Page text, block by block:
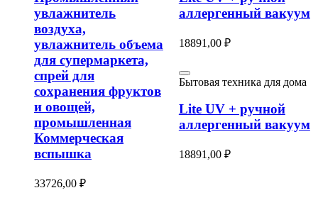
увлажнитель
воздуха,
увлажнитель объема
для супермаркета,
спрей для
сохранения фруктов
и овощей,
промышленная
Коммерческая
вспышка
33726,00 ₽
аллергенный вакуум
18891,00 ₽
Бытовая техника для дома
Lite UV + ручной
аллергенный вакуум
18891,00 ₽